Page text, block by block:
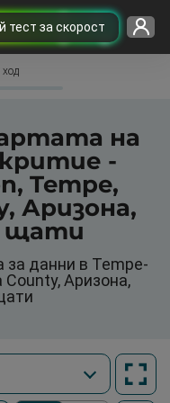
тест за скорост
на
-
Tempe,
Аризона,
щати
за данни в Tempe-
Аризона,